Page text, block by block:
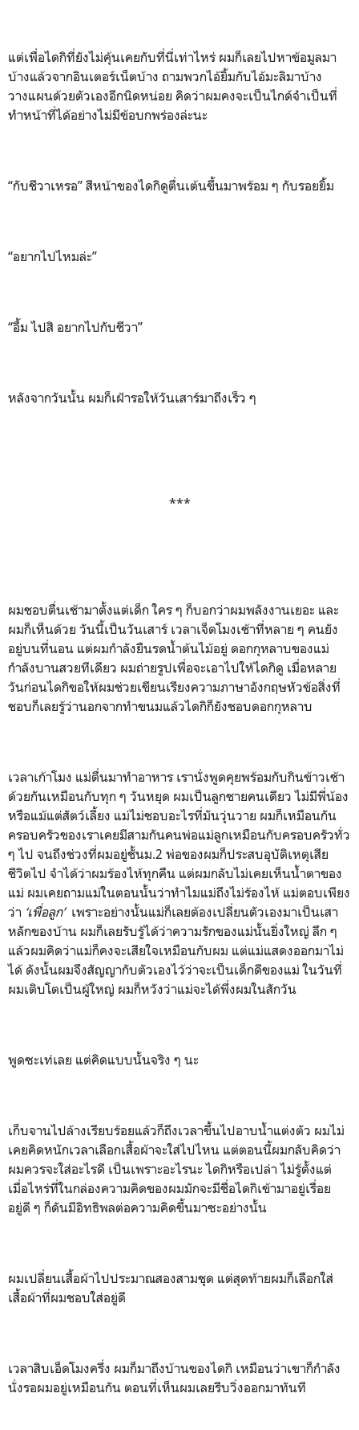
แต่เพื่อไดกิที่ยังไม่คุ้นเคยกับที่นี่เท่าไหร่ ผมก็เลยไปหาข้อมูลมา
บ้างแล้วจากอินเตอร์เน็ตบ้าง ถามพวกไอ้ยิ้มกับไอ้มะลิมาบ้าง
วางแผนด้วยตัวเองอีกนิดหน่อย คิดว่าผมคงจะเป็นไกด์จำเป็นที่
ทำหน้าที่ได้อย่างไม่มีข้อบกพร่องล่ะนะ
“กับชีวาเหรอ” สีหน้าของไดกิดูตื่นเต้นขึ้นมาพร้อม ๆ กับรอยยิ้ม
“อยากไปไหมล่ะ”
“อื้ม ไปสิ อยากไปกับชีวา”
หลังจากวันนั้น ผมก็เฝ้ารอให้วันเสาร์มาถึงเร็ว ๆ
***
ผมชอบตื่นเช้ามาตั้งแต่เด็ก ใคร ๆ ก็บอกว่าผมพลังงานเยอะ และ
ผมก็เห็นด้วย วันนี้เป็นวันเสาร์ เวลาเจ็ดโมงเช้าที่หลาย ๆ คนยัง
อยู่บนที่นอน แต่ผมกำลังยืนรดน้ำต้นไม้อยู่ ดอกกุหลาบของแม่
กำลังบานสวยทีเดียว ผมถ่ายรูปเพื่อจะเอาไปให้ไดกิดู เมื่อหลาย
วันก่อนไดกิขอให้ผมช่วยเขียนเรียงความภาษาอังกฤษหัวข้อสิ่งที่
ชอบก็เลยรู้ว่านอกจากทำขนมแล้วไดกิก็ยังชอบดอกกุหลาบ
เวลาเก้าโมง แม่ตื่นมาทำอาหาร เรานั่งพูดคุยพร้อมกับกินข้าวเช้า
ด้วยกันเหมือนกับทุก ๆ วันหยุด ผมเป็นลูกชายคนเดียว ไม่มีพี่น้อง
หรือแม้แต่สัตว์เลี้ยง แม่ไม่ชอบอะไรที่มันวุ่นวาย ผมก็เหมือนกัน
ครอบครัวของเราเคยมีสามกันคนพ่อแม่ลูกเหมือนกับครอบครัวทั่ว
ๆ ไป จนถึงช่วงที่ผมอยู่ชั้นม.2 พ่อของผมก็ประสบอุบัติเหตุเสีย
ชีวิตไป จำได้ว่าผมร้องไห้ทุกคืน แต่ผมกลับไม่เคยเห็นน้ำตาของ
แม่ ผมเคยถามแม่ในตอนนั้นว่าทำไมแม่ถึงไม่ร้องไห้ แม่ตอบเพียง
ว่า ‘เพื่อลูก’ เพราะอย่างนั้นแม่ก็เลยต้องเปลี่ยนตัวเองมาเป็นเสา
หลักของบ้าน ผมก็เลยรับรู้ได้ว่าความรักของแม่นั้นยิ่งใหญ่ ลึก ๆ
แล้วผมคิดว่าแม่ก็คงจะเสียใจเหมือนกับผม แต่แม่แสดงออกมาไม่
ได้ ดังนั้นผมจึงสัญญากับตัวเองไว้ว่าจะเป็นเด็กดีของแม่ ในวันที่
ผมเติบโตเป็นผู้ใหญ่ ผมก็หวังว่าแม่จะได้พึ่งผมในสักวัน
พูดซะเท่เลย แต่คิดแบบนั้นจริง ๆ นะ
เก็บจานไปล้างเรียบร้อยแล้วก็ถึงเวลาขึ้นไปอาบน้ำแต่งตัว ผมไม่
เคยคิดหนักเวลาเลือกเสื้อผ้าจะใส่ไปไหน แต่ตอนนี้ผมกลับคิดว่า
ผมควรจะใส่อะไรดี เป็นเพราะอะไรนะ ไดกิหรือเปล่า ไม่รู้ตั้งแต่
เมื่อไหร่ที่ในกล่องความคิดของผมมักจะมีชื่อไดกิเข้ามาอยู่เรื่อย
อยู่ดี ๆ ก็ดันมีอิทธิพลต่อความคิดขึ้นมาซะอย่างนั้น
ผมเปลี่ยนเสื้อผ้าไปประมาณสองสามชุด แต่สุดท้ายผมก็เลือกใส่
เสื้อผ้าที่ผมชอบใส่อยู่ดี
เวลาสิบเอ็ดโมงครึ่ง ผมก็มาถึงบ้านของไดกิ เหมือนว่าเขาก็กำลัง
นั่งรอผมอยู่เหมือนกัน ตอนที่เห็นผมเลยรีบวิ่งออกมาทันที